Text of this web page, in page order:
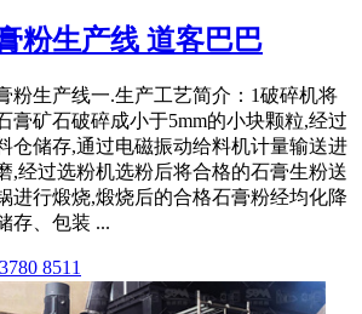
粉生产线 道客巴巴
粉生产线一.生产工艺简介：1破碎机将
膏矿石破碎成小于5mm的小块颗粒,经过
仓储存,通过电磁振动给料机计量输送进
,经过选粉机选粉后将合格的石膏生粉送
进行煅烧,煅烧后的合格石膏粉经均化降
存、包装 ...
8511